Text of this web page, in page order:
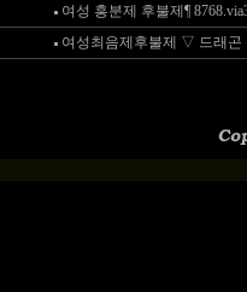
여성 흥분제 후불제¶
여성최음제후불제 ▽ 드래곤